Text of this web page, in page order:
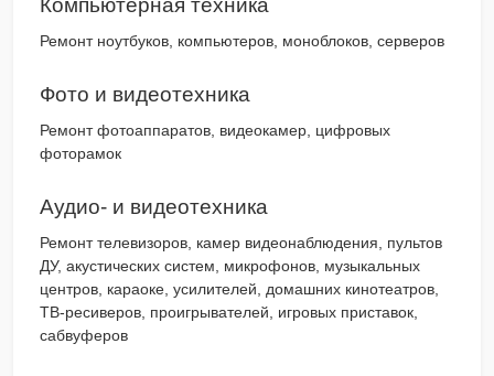
Компьютерная техника
Ремонт ноутбуков, компьютеров, моноблоков, серверов
Фото и видеотехника
Ремонт фотоаппаратов, видеокамер, цифровых
фоторамок
Аудио- и видеотехника
Ремонт телевизоров, камер видеонаблюдения, пультов
ДУ, акустических систем, микрофонов, музыкальных
центров, караоке, усилителей, домашних кинотеатров,
ТВ-ресиверов, проигрывателей, игровых приставок,
сабвуферов